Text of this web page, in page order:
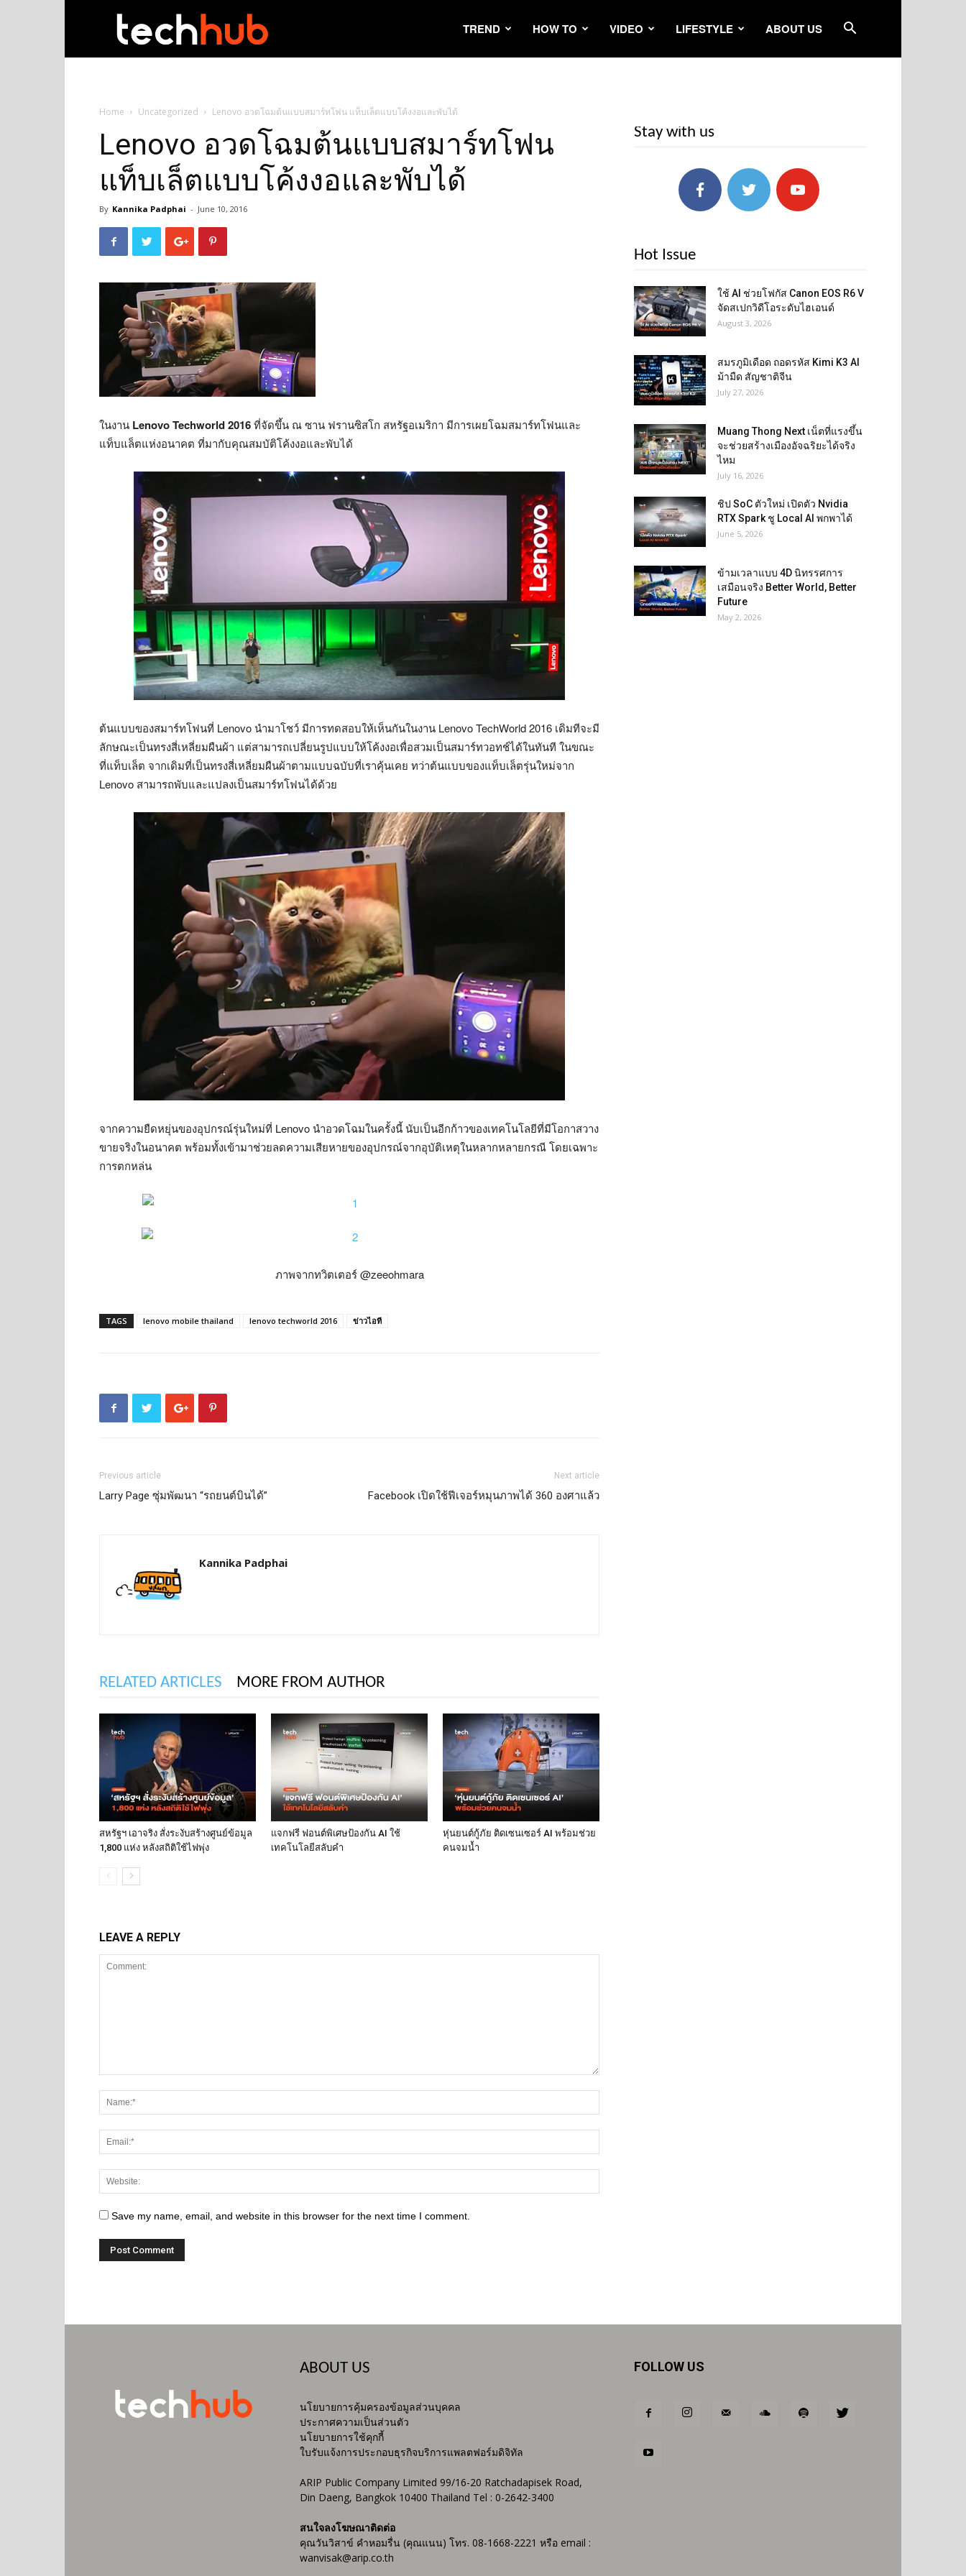
TREND HOW TO VIDEO LIFESTYLE ABOUT US
Home Uncategorized Lenovo อวดโฉมต้นแบบสมาร์ทโฟน แท็บเล็ตแบบโค้งงอและพับได้
Lenovo อวดโฉมต้นแบบสมาร์ทโฟน
แท็บเล็ตแบบโค้งงอและพับได้
By Kannika Padphai - June 10, 2016
ในงาน Lenovo Techworld 2016ที่จัดขึ้น ณ ซาน ฟรานซิสโก สหรัฐอเมริกา มีการเผยโฉมสมาร์ทโฟนและ
แท็บแล็ตแห่งอนาคต ที่มากับคุณสมบัติโค้งงอและพับได้
ต้นแบบของสมาร์ทโฟนที่ Lenovo นำมาโชว์ มีการทดสอบให้เห็นกันในงาน Lenovo TechWorld 2016 เดิมทีจะมี
ลักษณะเป็นทรงสี่เหลี่ยมผืนผ้า แต่สามารถเปลี่ยนรูปแบบให้โค้งงอเพื่อสวมเป็นสมาร์ทวอทช์ได้ในทันที ในขณะ
ที่แท็บเล็ต จากเดิมที่เป็นทรงสี่เหลี่ยมผืนผ้าตามแบบฉบับที่เราคุ้นเคย ทว่าต้นแบบของแท็บเล็ตรุ่นใหม่จาก
Lenovo สามารถพับและแปลงเป็นสมาร์ทโฟนได้ด้วย
จากความยืดหยุ่นของอุปกรณ์รุ่นใหม่ที่ Lenovo นำอวดโฉมในครั้งนี้ นับเป็นอีกก้าวของเทคโนโลยีที่มีโอกาสวาง
ขายจริงในอนาคต พร้อมทั้งเข้ามาช่วยลดความเสียหายของอุปกรณ์จากอุบัติเหตุในหลากหลายกรณี โดยเฉพาะ
การตกหล่น
ภาพจากทวิตเตอร์ @zeeohmara
TAGS lenovo mobile thailand lenovo techworld 2016 ข่าวไอที
Previous article
Larry Page ซุ่มพัฒนา “รถยนต์บินได้”
Next article
Facebook เปิดใช้ฟีเจอร์หมุนภาพได้ 360 องศาแล้ว
Kannika Padphai
RELATED ARTICLES MORE FROM AUTHOR
สหรัฐฯ เอาจริง สั่งระงับสร้างศูนย์ข้อมูล
1,800 แห่ง หลังสถิติใช้ไฟพุ่ง
แจกฟรี ฟอนต์พิเศษป้องกัน AI ใช้
เทคโนโลยีสลับคำ
หุ่นยนต์กู้ภัย ติดเซนเซอร์ AI พร้อมช่วย
คนจมน้ำ
LEAVE A REPLY
Save my name, email, and website in this browser for the next time I comment.
Stay with us
Hot Issue
ใช้ AI ช่วยโฟกัส Canon EOS R6 V
จัดสเปกวิดีโอระดับไฮเอนด์
August 3, 2026
สมรภูมิเดือด ถอดรหัส Kimi K3 AI
ม้ามืด สัญชาติจีน
July 27, 2026
Muang Thong Next เน็ตที่แรงขึ้น
จะช่วยสร้างเมืองอัจฉริยะได้จริง
ไหม
July 16, 2026
ชิป SoC ตัวใหม่ เปิดตัว Nvidia
RTX Spark ชู Local AI พกพาได้
June 5, 2026
ข้ามเวลาแบบ 4D นิทรรศการ
เสมือนจริง Better World, Better
Future
May 2, 2026
ABOUT US
นโยบายการคุ้มครองข้อมูลส่วนบุคคล
ประกาศความเป็นส่วนตัว
นโยบายการใช้คุกกี้
ใบรับแจ้งการประกอบธุรกิจบริการแพลตฟอร์มดิจิทัล
ARIP Public Company Limited 99/16-20 Ratchadapisek Road,
Din Daeng, Bangkok 10400 Thailand Tel : 0-2642-3400
สนใจลงโฆษณาติดต่อ
คุณวันวิสาข์ คำหอมรื่น (คุณแนน) โทร. 08-1668-2221 หรือ email :
wanvisak@arip.co.th
FOLLOW US